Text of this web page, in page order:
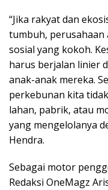
“Jika rakyat dan
tumbuh, perusahaan
sosial yang kokoh.
harus berjalan linier
anak-anak mereka.
perkebunan kita
lahan, pabrik, atau
yang mengelolanya
Hendra.
Sebagai motor
Redaksi OneMagz